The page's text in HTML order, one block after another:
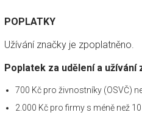
POPLATKY
Užívání značky je zpoplatněno.
Poplatek za udělení a užívání
700 Kč pro živnostníky (OSVČ)
2.000 Kč pro firmy s méně než